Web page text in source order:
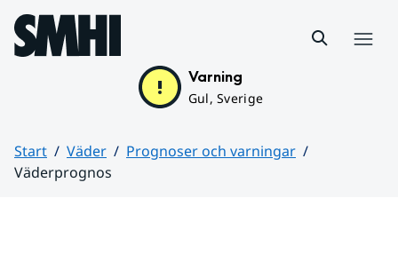
Hoppa till sidans innehåll
Varning
Gul, Sverige
Start Väder
Prognoser och varningar
Väderprognos